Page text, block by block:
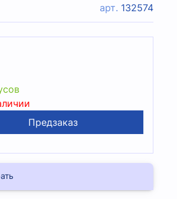
арт. 132574
Предзаказ